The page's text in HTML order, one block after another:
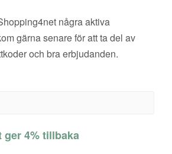
några aktiva
gärna senare för att ta del av
och bra erbjudanden.
ger 4% tillbaka